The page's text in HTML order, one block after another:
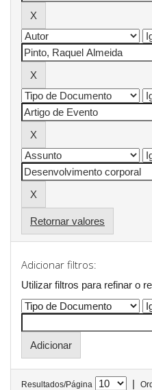
Retornar valores
Adicionar filtros:
Utilizar filtros para refinar o
Resultados/Página |